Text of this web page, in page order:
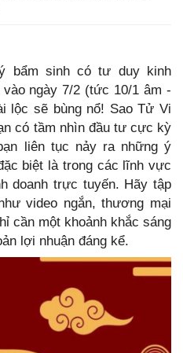
bẩm sinh có tư duy kinh
ngày 7/2 (tức 10/1 âm -
lộc sẽ bùng nổ! Sao Tử Vi
có tầm nhìn đầu tư cực kỳ
liên tục nảy ra những ý
biệt là trong các lĩnh vực
doanh trực tuyến. Hãy tập
video ngắn, thương mại
cần một khoảnh khắc sáng
lợi nhuận đáng kể.